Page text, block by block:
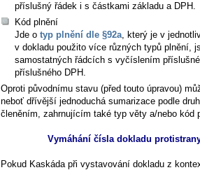
příslušný řádek i s částkami základu a DPH.
Kód plnění
Jde o typ plnění dle §92a, který je v
v dokladu použito více různých typů plnění,
samostatných řádcích s vyčíslením
příslušného DPH.
Oproti původnímu stavu (před touto úpravou)
neboť dřívější jednoduchá sumarizace podle
členěním, zahrnujícím také typ věty a/nebo kód
Vymáhání čísla dokladu
Pokud Kaskáda při vystavování dokladu z